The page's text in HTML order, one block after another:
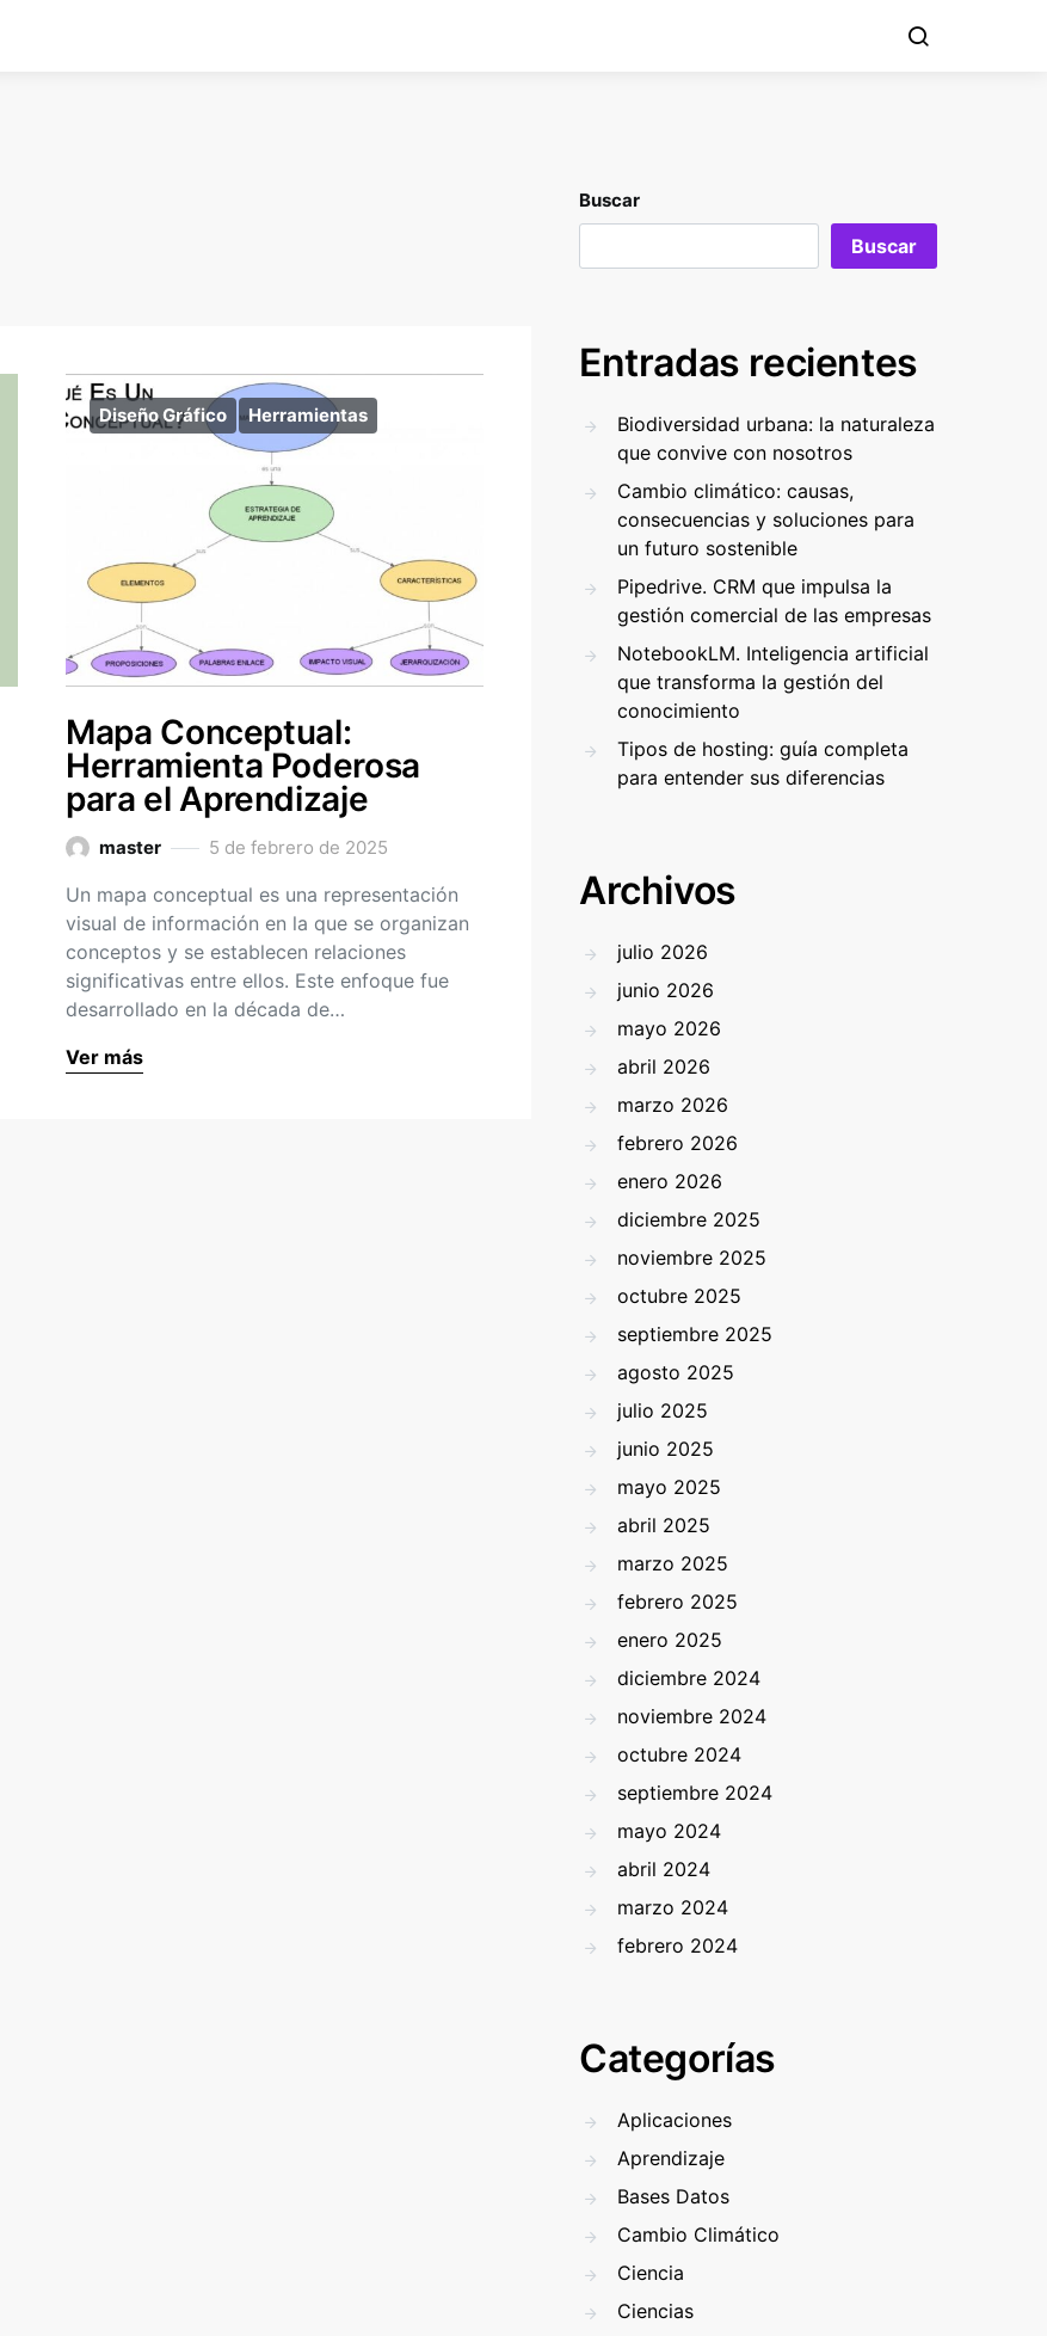
Diseño Gráfico Herramientas
Mapa Conceptual:
Herramienta Poderosa
para el Aprendizaje
master 5 de febrero de 2025
Un mapa conceptual es una representación
visual de información en la que se organizan
conceptos y se establecen relaciones
significativas entre ellos. Este enfoque fue
desarrollado en la década de…
Ver más
Buscar
Buscar
Entradas recientes
Biodiversidad urbana: la naturaleza
que convive con nosotros
Cambio climático: causas,
consecuencias y soluciones para
un futuro sostenible
Pipedrive. CRM que impulsa la
gestión comercial de las empresas
NotebookLM. Inteligencia artificial
que transforma la gestión del
conocimiento
Tipos de hosting: guía completa
para entender sus diferencias
Archivos
julio 2026
junio 2026
mayo 2026
abril 2026
marzo 2026
febrero 2026
enero 2026
diciembre 2025
noviembre 2025
octubre 2025
septiembre 2025
agosto 2025
julio 2025
junio 2025
mayo 2025
abril 2025
marzo 2025
febrero 2025
enero 2025
diciembre 2024
noviembre 2024
octubre 2024
septiembre 2024
mayo 2024
abril 2024
marzo 2024
febrero 2024
Categorías
Aplicaciones
Aprendizaje
Bases Datos
Cambio Climático
Ciencia
Ciencias